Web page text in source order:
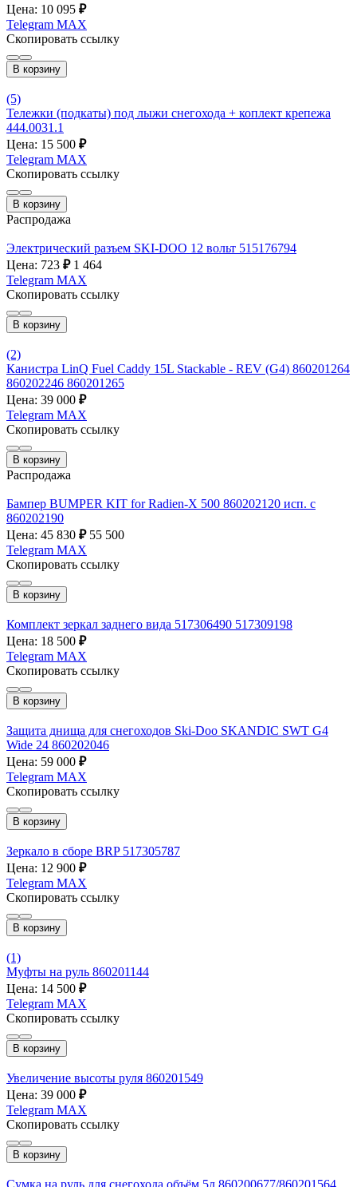
Цена: 10 095 ₽
Telegram MAX
Скопировать ссылку
В корзину
(5)
Тележки (подкаты) под лыжи снегохода + коплект крепежа
444.0031.1
Цена: 15 500 ₽
Telegram MAX
Скопировать ссылку
В корзину
Распродажа
Электрический разъем SKI-DOO 12 вольт 515176794
Цена: 723 ₽ 1 464
Telegram MAX
Скопировать ссылку
В корзину
(2)
Канистра LinQ Fuel Caddy 15L Stackable - REV (G4) 860201264
860202246 860201265
Цена: 39 000 ₽
Telegram MAX
Скопировать ссылку
В корзину
Распродажа
Бампер BUMPER KIT for Radien-X 500 860202120 исп. с
860202190
Цена: 45 830 ₽ 55 500
Telegram MAX
Скопировать ссылку
В корзину
Комплект зеркал заднего вида 517306490 517309198
Цена: 18 500 ₽
Telegram MAX
Скопировать ссылку
В корзину
Защита днища для снегоходов Ski-Doo SKANDIC SWT G4
Wide 24 860202046
Цена: 59 000 ₽
Telegram MAX
Скопировать ссылку
В корзину
Зеркало в сборе BRP 517305787
Цена: 12 900 ₽
Telegram MAX
Скопировать ссылку
В корзину
(1)
Муфты на руль 860201144
Цена: 14 500 ₽
Telegram MAX
Скопировать ссылку
В корзину
Увеличение высоты руля 860201549
Цена: 39 000 ₽
Telegram MAX
Скопировать ссылку
В корзину
Сумка на руль для снегохода объём 5л 860200677/860201564